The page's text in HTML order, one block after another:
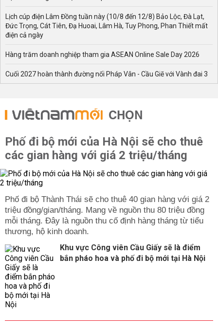
Lịch cúp điện Lâm Đồng tuần này (10/8 đến 12/8) Bảo Lộc, Đà Lạt,
Đức Trọng, Cát Tiên, Đạ Huoai, Lâm Hà, Tuy Phong, Phan Thiết mất
điện cả ngày
Hàng trăm doanh nghiệp tham gia ASEAN Online Sale Day 2026
Cuối 2027 hoàn thành đường nối Pháp Vân - Cầu Giẽ với Vành đai 3
CHỌN
Phố đi bộ mới của Hà Nội sẽ cho thuê
các gian hàng với giá 2 triệu/tháng
Phố đi bộ Thành Thái sẽ cho thuê 40 gian hàng với giá 2
triệu đồng/gian/tháng. Mang về nguồn thu 80 triệu đồng
mỗi tháng. Đây là nguồn thu cố định hàng tháng từ tiểu
thương, hộ kinh doanh.
Khu vực Công viên Cầu Giấy sẽ là điểm
bắn pháo hoa và phố đi bộ mới tại Hà Nội